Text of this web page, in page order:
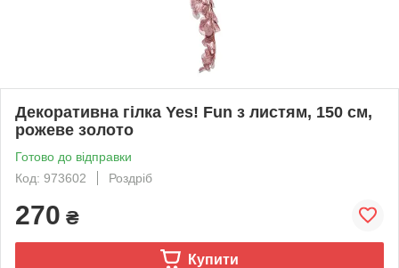
Декоративна гілка Yes! Fun з листям, 150 см,
рожеве золото
Готово до відправки
Код: 973602
Роздріб
270 ₴
Купити